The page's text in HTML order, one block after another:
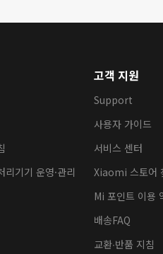
기기 운영·관리
고객 지원
Support
사용자 가이드
서비스 센터
Xiaomi 스토어
Mi 포인트 이용
배송FAQ
교환∙반품 지침